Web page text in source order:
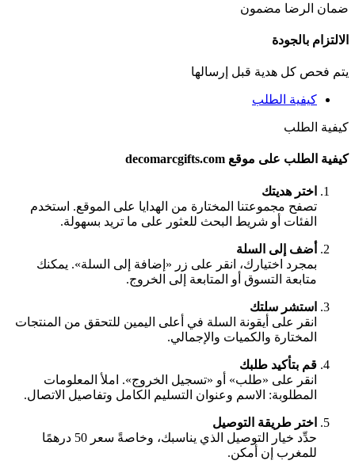
ضمان الرضا مضمون
الالتزام بالجودة
يتم فحص كل هدية قبل إرسالها
كيفية الطلب
كيفية الطلب
كيفية الطلب على موقع decomarcgifts.com
اختر هديتك
تصفح مجموعتنا المختارة من الهدايا على الموقع. استخدم
الفئات أو شريط البحث للعثور على ما تريد بسهولة.
أضف إلى السلة
بمجرد اختيارك، انقر على زر «إضافة إلى السلة». يمكنك
متابعة التسوق أو المتابعة إلى الخروج.
استشر سلتك
انقر على أيقونة السلة في أعلى اليمين للتحقق من المنتجات
المختارة والكميات والإجمالي.
قم بتأكيد طلبك
انقر على «طلب» أو «تسجيل الخروج». املأ المعلومات
المطلوبة: الاسم وعنوان التسليم الكامل وتفاصيل الاتصال.
اختر طريقة التوصيل
حدِّد خيار التوصيل الذي يناسبك، وخاصةً سعر 50 درهمًا
للمغرب إن أمكن.